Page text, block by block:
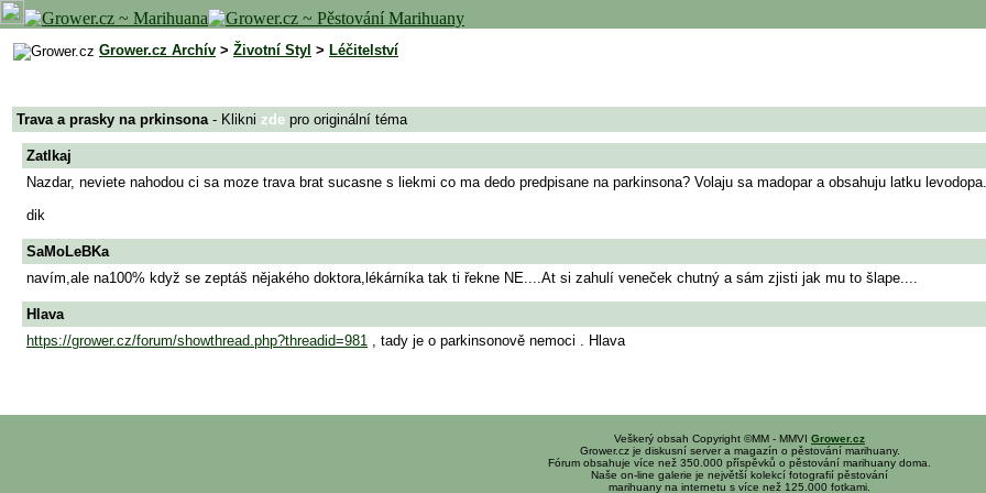
Grower.cz Archív > Životní Styl > Léčitelství
Trava a prasky na prkinsona- Klikni zde pro originální téma
Zatlkaj
Nazdar, neviete nahodou ci sa moze trava brat sucasne s liekmi co ma dedo predpisane na parkinsona? Volaju sa madopar a obsahuju latku levodopa.
dik
SaMoLeBKa
navím,ale na100% když se zeptáš nějakého doktora,lékárníka tak ti řekne NE....At si zahulí veneček chutný a sám zjisti jak mu to šlape....
Hlava
https://grower.cz/forum/showthread.php?threadid=981 , tady je o parkinsonově nemoci . Hlava
Veškerý obsah Copyright ©MM - MMVI Grower.cz
Grower.cz je diskusní server a magazín o pěstování marihuany.
Fórum obsahuje více než 350.000 příspěvků o pěstování marihuany doma.
Naše on-line galerie je největší kolekcí fotografií pěstování
marihuany na internetu s více než 125.000 fotkami.